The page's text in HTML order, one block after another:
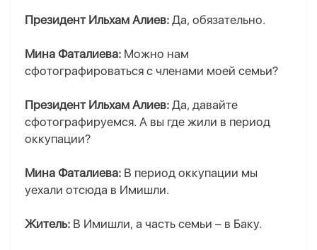
Президент Ильхам Алиев: Да, обязательно.
Мина Фаталиева: Можно нам
сфотографироваться с членами моей семьи?
Президент Ильхам Алиев: Да, давайте
сфотографируемся. А вы где жили в период
оккупации?
Мина Фаталиева: В период оккупации мы
уехали отсюда в Имишли.
Житель: В Имишли, а часть семьи – в Баку.